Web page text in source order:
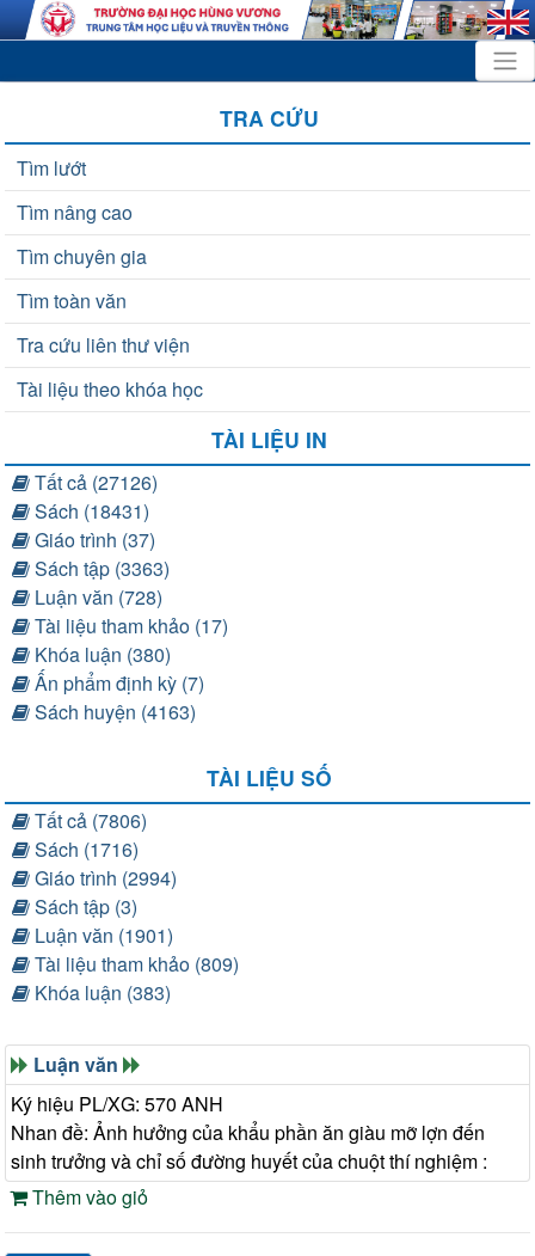
TRA CỨU
Tìm lướt
Tìm nâng cao
Tìm chuyên gia
Tìm toàn văn
Tra cứu liên thư viện
Tài liệu theo khóa học
TÀI LIỆU IN
Tất cả (27126)
Sách (18431)
Giáo trình (37)
Sách tập (3363)
Luận văn (728)
Tài liệu tham khảo (17)
Khóa luận (380)
Ấn phẩm định kỳ (7)
Sách huyện (4163)
TÀI LIỆU SỐ
Tất cả (7806)
Sách (1716)
Giáo trình (2994)
Sách tập (3)
Luận văn (1901)
Tài liệu tham khảo (809)
Khóa luận (383)
Luận văn
Ký hiệu PL/XG: 570 ANH
Nhan đề: Ảnh hưởng của khẩu phần ăn giàu mỡ lợn đến
sinh trưởng và chỉ số đường huyết của chuột thí nghiệm :
Thêm vào giỏ